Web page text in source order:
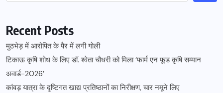
Recent Posts
मुठभेड़ में आरोपित के पैर में लगी गोली
टिकाऊ कृषि शोध के लिए डॉ. श्वेता चौधरी को मिला ‘फार्म एन फूड कृषि सम्मान
अवार्ड-2026’
कांवड़ यात्रा के दृष्टिगत खाद्य प्रतिष्ठानों का निरीक्षण, चार नमूने लिए